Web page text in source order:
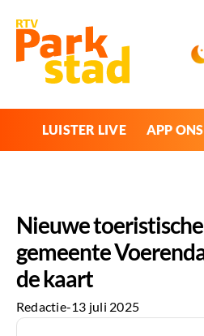
LUISTER LIVE APP ONS
Nieuwe
gemeente
de kaart
Redactie-13 juli 2025